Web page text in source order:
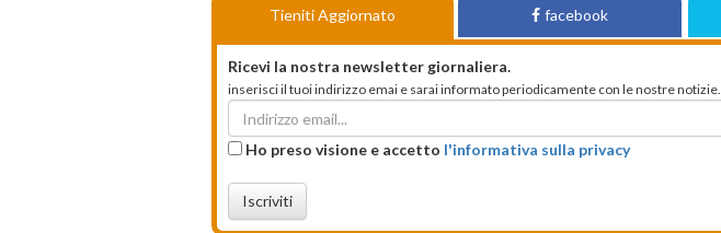
Tieniti Aggiornato facebook
Ricevi la nostra newsletter giornaliera.
inserisci il tuoi indirizzo emai e sarai informato periodicamente con le nostre notizie.
Ho preso visione e accetto l'informativa sulla privacy
Iscriviti